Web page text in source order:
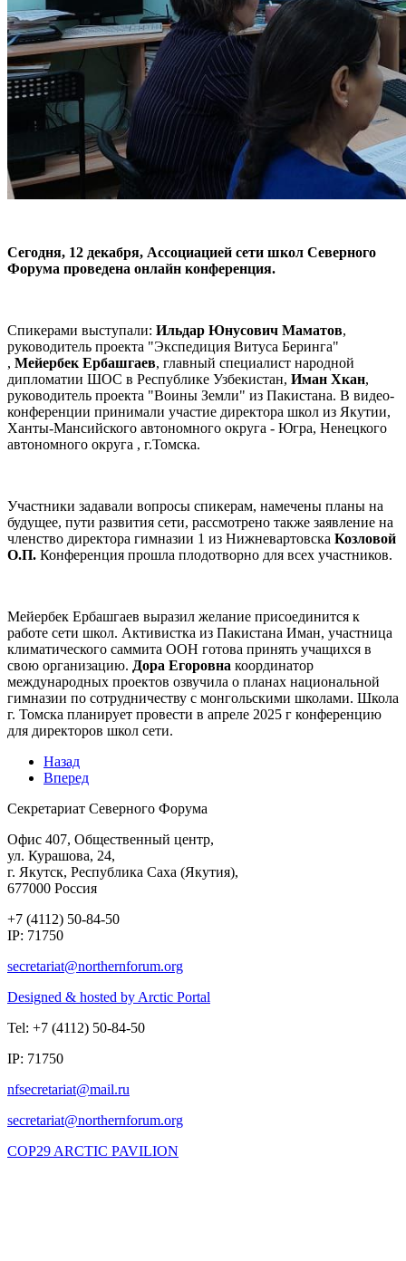
Сегодня, 12 декабря, Ассоциацией сети школ Северного
Форума проведена онлайн конференция.
Спикерами выступали: Ильдар Юнусович Маматов,
руководитель проекта "Экспедиция Витуса Беринга"
, Мейербек Ербашгаев, главный специалист народной
дипломатии ШОС в Республике Узбекистан, Иман Хкан,
руководитель проекта "Воины Земли" из Пакистана. В видео-
конференции принимали участие директора школ из Якутии,
Ханты-Мансийского автономного округа - Югра, Ненецкого
автономного округа , г.Томска.
Участники задавали вопросы спикерам, намечены планы на
будущее, пути развития сети, рассмотрено также заявление на
членство директора гимназии 1 из Нижневартовска Козловой
О.П. Конференция прошла плодотворно для всех участников.
Мейербек Ербашгаев выразил желание присоединится к
работе сети школ. Активистка из Пакистана Иман, участница
климатического саммита ООН готова принять учащихся в
свою организацию. Дора Егоровна координатор
международных проектов озвучила о планах национальной
гимназии по сотрудничеству с монгольскими школами. Школа
г. Томска планирует провести в апреле 2025 г конференцию
для директоров школ сети.
Назад
Вперед
Секретариат Северного Форума
Офис 407, Общественный центр,
ул. Курашова, 24,
г. Якутск, Республика Саха (Якутия),
677000 Россия
+7 (4112) 50-84-50
IP: 71750
Designed & hosted by Arctic Portal
Tel: +7 (4112) 50-84-50
IP: 71750
COP29 ARCTIC PAVILION